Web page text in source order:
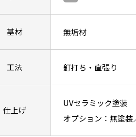
基材 無垢材
工法 釘打ち・直張り
仕上げ
UVセラミック塗装
オプション：無塗